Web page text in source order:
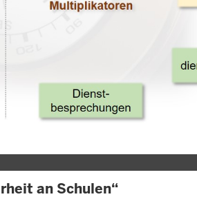
an Schulen“